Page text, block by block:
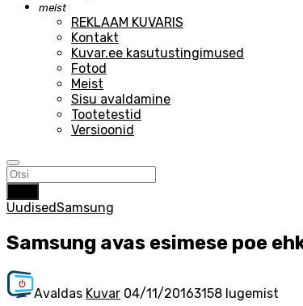
meist
REKLAAM KUVARIS
Kontakt
Kuvar.ee kasutustingimused
Fotod
Meist
Sisu avaldamine
Tootetestid
Versioonid
UudisedSamsung
Samsung avas esimese poe
Avaldas Kuvar 04/11/20163158 lugemist